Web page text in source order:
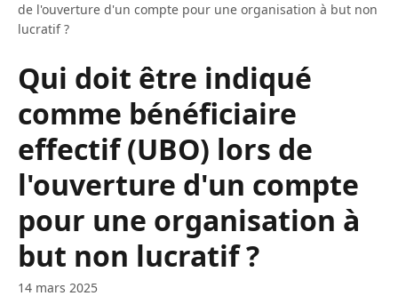
de l'ouverture d'un compte pour une organisation à but non
lucratif ?
Qui doit être indiqué
comme bénéficiaire
effectif (UBO) lors de
l'ouverture d'un compte
pour une organisation à
but non lucratif ?
14 mars 2025